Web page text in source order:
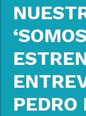
PEDRO